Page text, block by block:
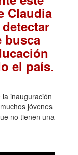
Claudia
busca
el país.
inauguración
jóvenes
no tienen una